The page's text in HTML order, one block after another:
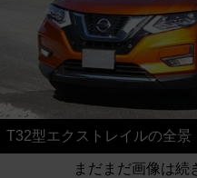
T32型エクストレイルの全景
まだまだ画像は続